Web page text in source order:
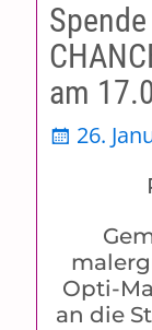
am
26.
Opti-
an die